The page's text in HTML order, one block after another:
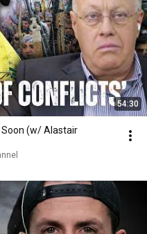
54:30
Soon (w/ Alastair